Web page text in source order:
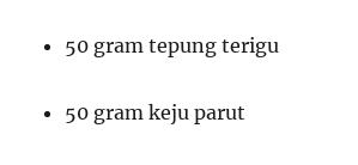
50 gram tepung terigu
50 gram keju parut